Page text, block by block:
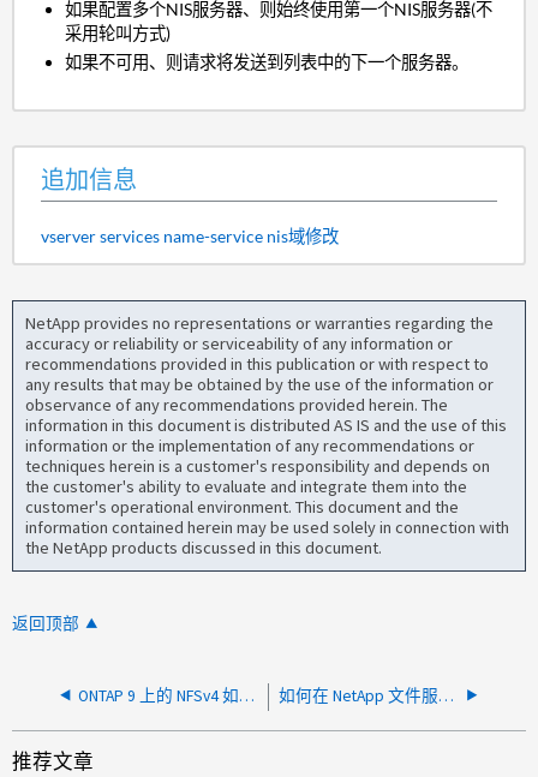
如果配置多个NIS服务器、则始终使用第一个NIS服务器(不
采用轮叫方式)
如果不可用、则请求将发送到列表中的下一个服务器。
追加信息
vserver services name-service nis域修改
NetApp provides no representations or warranties regarding the
accuracy or reliability or serviceability of any information or
recommendations provided in this publication or with respect to
any results that may be obtained by the use of the information or
observance of any recommendations provided herein. The
information in this document is distributed AS IS and the use of this
information or the implementation of any recommendations or
techniques herein is a customer's responsibility and depends on
the customer's ability to evaluate and integrate them into the
customer's operational environment. This document and the
information contained herein may be used solely in connection with
the NetApp products discussed in this document.
返回顶部
ONTAP 9 上的 NFSv4 如何支持强制锁定？ 如何在 NetApp 文件服务器上更新上次访问日期？
推荐文章